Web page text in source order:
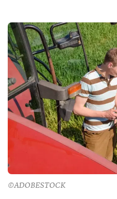
©ADOBESTOCK